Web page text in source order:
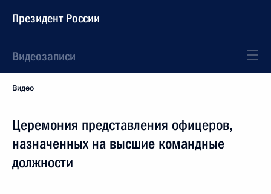
Президент России
Видеозаписи
Видео
Церемония представления офицеров,
назначенных на высшие командные
должности